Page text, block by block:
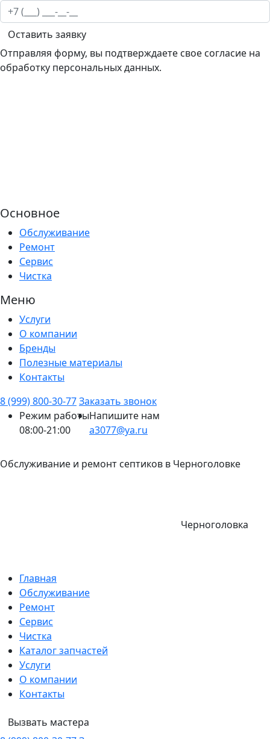
Оставить заявку
Отправляя форму, вы подтверждаете свое согласие на
обработку персональных данных.
Основное
Обслуживание
Ремонт
Сервис
Чистка
Меню
Услуги
О компании
Бренды
Полезные материалы
Контакты
8 (999) 800-30-77Заказать звонок
Режим работы
08:00-21:00
Напишите нам
a3077@ya.ru
Обслуживание и ремонт септиков в Черноголовке
Черноголовка
Главная
Обслуживание
Ремонт
Сервис
Чистка
Каталог запчастей
Услуги
О компании
Контакты
Вызвать мастера